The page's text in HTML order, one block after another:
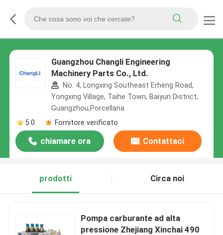
Guangzhou Changli Engineering
Machinery Parts Co., Ltd.
No. 4, Longxing Southeast Erheng Road,
Yongxing Village, Taihe Town, Baiyun District,
Guangzhou,Porcellana
5.0
Fornitore verificato
chiamare ora Contattaci
prodotti Circa noi
Pompa carburante ad alta
pressione Zhejiang Xinchai 490